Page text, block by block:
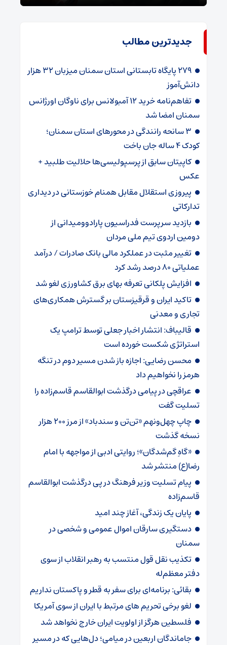
جدیدترین مطالب
۲۷۹ پایگاه تابستانی استان سمنان میزبان ۳۲ هزار
دانش‌آموز
تفاهم‌نامه خرید ۱۲ آمبولانس برای ناوگان اورژانس
سمنان امضا شد
۳ سانحه رانندگی در محورهای استان سمنان؛
کودک ۴ ساله جان باخت
کاپیتان سابق از پرسپولیسی‌ها حلالیت طلبید +
عکس
پیروزی استقلال مقابل همنام خوزستانی در دیداری
تدارکاتی
بازدید سرپرست فدراسیون پارادوومیدانی از
دومین اردوی تیم ملی مردان
تغییر مثبت در عملکرد مالی بانک صادرات / درآمد
عملیاتی ۸۰ درصد رشد کرد
افزایش پلکانی تعرفه بهای برق کشاورزی لغو شد
تاکید ایران و قرقیزستان بر گسترش همکاری‌های
تجاری و معدنی
قالیباف: انتشار اخبار جعلی توسط ترامپ یک
استراتژی شکست خورده است
محسن رضایی: اجازه باز شدن مسیر دوم در تنگه
هرمز را نخواهیم داد
عراقچی در پیامی درگذشت ابوالقاسم قاسم‌زاده را
تسلیت گفت
چاپ چهل‌ونهم «تن‌تن و سندباد» از مرز ۲۰۰ هزار
نسخه گذشت
«گاهِ گم‌شدگان»؛ روایتی ادبی از مواجهه با امام
رضا(ع) منتشر شد
پیام تسلیت وزیر فرهنگ در پی درگذشت ابوالقاسم
قاسم‌زاده
پایان یک زندگی، آغاز چند امید
دستگیری سارقان اموال عمومی و شخصی در
سمنان
تکذیب نقل قول منتسب به رهبر انقلاب از سوی
دفتر معظم‌له
بقائی: برنامه‌ای برای سفر به قطر و پاکستان نداریم
لغو برخی تحریم های مرتبط با ایران از سوی آمریکا
فلسطین هرگز از اولویت ایران خارج نخواهد شد
جاماندگان اربعین در میامی؛ دل‌هایی که در مسیر